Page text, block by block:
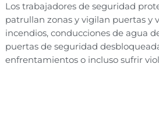
Los trabajadores de seguridad
patrullan zonas y vigilan puertas y
incendios, conducciones de agua
puertas de seguridad
enfrentamientos o incluso sufrir